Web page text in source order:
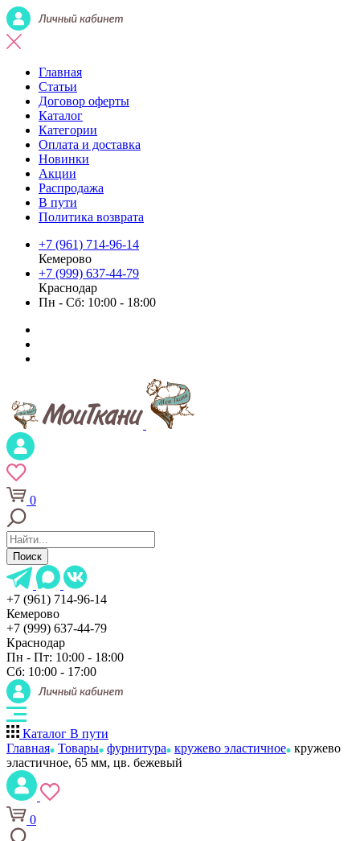
Главная
Статьи
Договор оферты
Каталог
Категории
Оплата и доставка
Новинки
Акции
Распродажа
В пути
Политика возврата
+7 (961) 714-96-14
Кемерово
+7 (999) 637-44-79
Краснодар
Пн - Сб: 10:00 - 18:00
0
Поиск
+7 (961) 714-96-14
Кемерово
+7 (999) 637-44-79
Краснодар
Пн - Пт: 10:00 - 18:00
Сб: 10:00 - 17:00
Каталог В пути
Главная Товары фурнитура кружево эластичное кружево
эластичное, 65 мм, цв. бежевый
0